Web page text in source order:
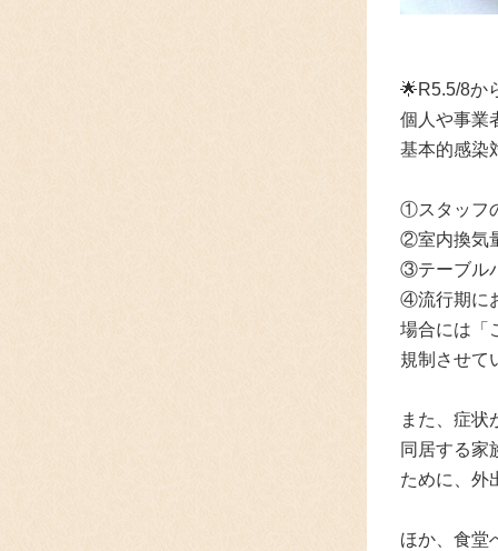
🌟R5.5/8か
個人や事業
基本的感染
①スタッフ
②室内換気
③テーブル
④流行期に
場合には「
規制させて
また、症状
同居する家
ために、外
ほか、食堂